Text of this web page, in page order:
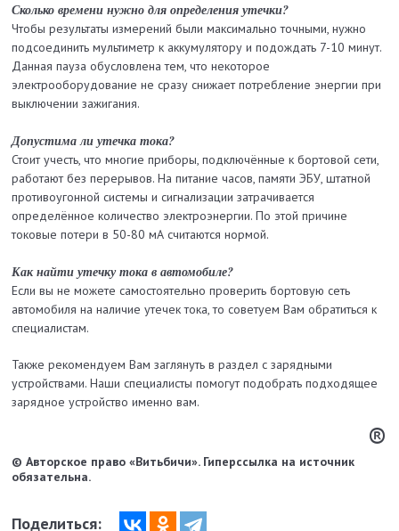
Сколько времени нужно для определения утечки?
Чтобы результаты измерений были максимально точными, нужно
подсоединить мультиметр к аккумулятору и подождать 7-10 минут.
Данная пауза обусловлена тем, что некоторое
электрооборудование не сразу снижает потребление энергии при
выключении зажигания.
Допустима ли утечка тока?
Стоит учесть, что многие приборы, подключённые к бортовой сети,
работают без перерывов. На питание часов, памяти ЭБУ, штатной
противоугонной системы и сигнализации затрачивается
определённое количество электроэнергии. По этой причине
токовые потери в 50-80 мА считаются нормой.
Как найти утечку тока в автомобиле?
Если вы не можете самостоятельно проверить бортовую сеть
автомобиля на наличие утечек тока, то советуем Вам обратиться к
специалистам.
Также рекомендуем Вам заглянуть в раздел с зарядными
устройствами. Наши специалисты помогут подобрать подходящее
зарядное устройство именно вам.
®
© Авторское право «Витьбичи». Гиперссылка на источник
обязательна.
Поделиться: